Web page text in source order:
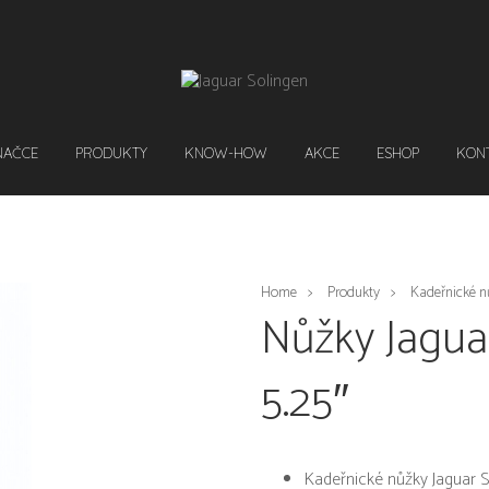
PRODUKTY KNOW-HOW AKCE ESHOP
Home Produkty Kadeřnické
Nůžky
5.25″
Kadeřnické nůžky Jaguar